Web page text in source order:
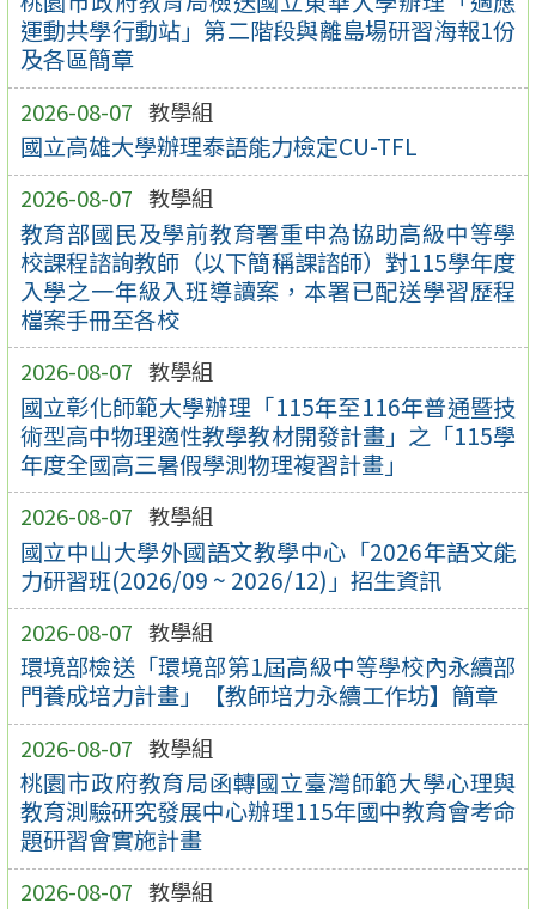
運動共學行動站」第二階段與離島場研習海報1份
及各區簡章
2026-08-07 教學組
國立高雄大學辦理泰語能力檢定CU-TFL
2026-08-07 教學組
教育部國民及學前教育署重申為協助高級中等學
校課程諮詢教師（以下簡稱課諮師）對115學年度
入學之一年級入班導讀案，本署已配送學習歷程
檔案手冊至各校
2026-08-07 教學組
國立彰化師範大學辦理「115年至116年普通暨技
術型高中物理適性教學教材開發計畫」之「115學
年度全國高三暑假學測物理複習計畫」
2026-08-07 教學組
國立中山大學外國語文教學中心「2026年語文能
力研習班(2026/09 ~ 2026/12)」招生資訊
2026-08-07 教學組
環境部檢送「環境部第1屆高級中等學校內永續部
門養成培力計畫」【教師培力永續工作坊】簡章
2026-08-07 教學組
桃園市政府教育局函轉國立臺灣師範大學心理與
教育測驗研究發展中心辦理115年國中教育會考命
題研習會實施計畫
2026-08-07 教學組